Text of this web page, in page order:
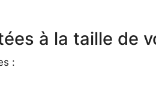
à la taille de
: